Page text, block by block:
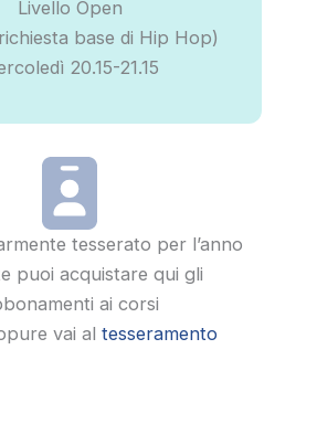
Livello Open
base di Hip Hop)
20.15-21.15
tesserato per l’anno
puoi acquistare qui gli
ai corsi
vai al tesseramento